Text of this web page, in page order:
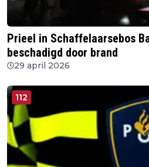
Prieel in Schaffelaarsebos
beschadigd door brand
29 april 2026
112